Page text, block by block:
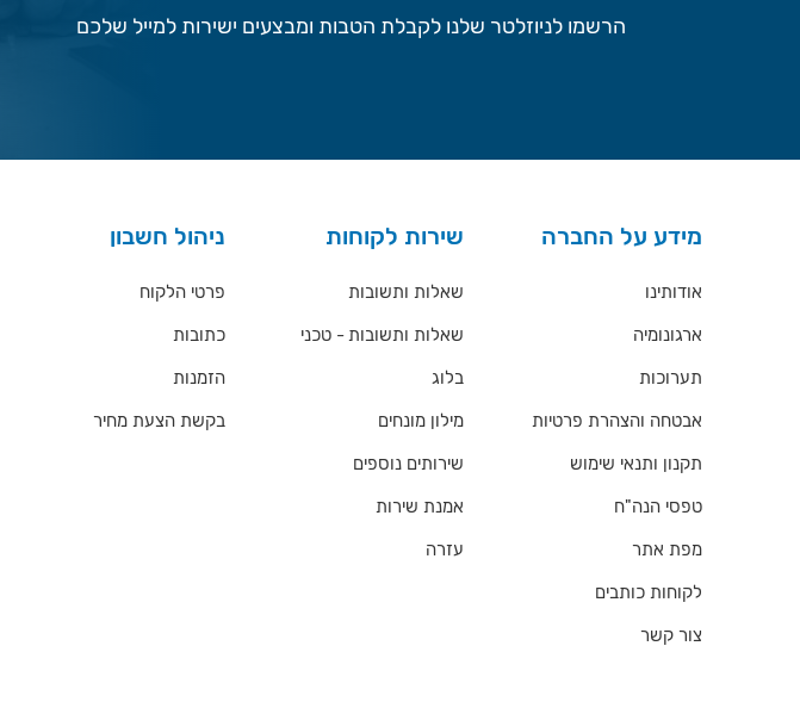
הרשמו לניוזלטר שלנו לקבלת הטבות ומבצעים ישירות למייל שלכם
מידע על החברה
אודותינו
ארגונומיה
תערוכות
אבטחה והצהרת פרטיות
תקנון ותנאי שימוש
טפסי הנה"ח
מפת אתר
לקוחות כותבים
צור קשר
שירות לקוחות
שאלות ותשובות
שאלות ותשובות - טכני
בלוג
מילון מונחים
שירותים נוספים
אמנת שירות
עזרה
ניהול חשבון
פרטי הלקוח
כתובות
הזמנות
בקשת הצעת מחיר